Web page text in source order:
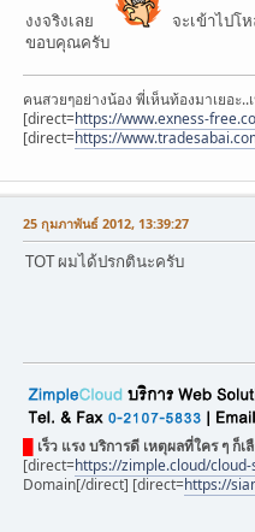
งงจริงเลย
จะเข้าไปโ
ขอบคุณครับ
คนสวยๆอย่างน้อง พี่เห็นท้องมาเยอะ..
[direct=https://www.exness-
[direct=https://
25 กุมภาพันธ์ 2012, 13:39:27
TOT ผมได้ปรกตินะครับ
เร็ว แรง บริการดี เหตุผลที่ใคร ๆ ก็เ
[direct=https://zimple.cloud/
Domain[/direct] [direct=https://